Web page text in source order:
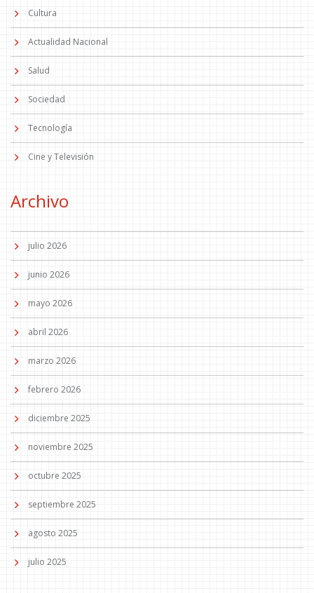
Cultura
Actualidad Nacional
Salud
Sociedad
Tecnología
Cine y Televisión
Archivo
julio 2026
junio 2026
mayo 2026
abril 2026
marzo 2026
febrero 2026
diciembre 2025
noviembre 2025
octubre 2025
septiembre 2025
agosto 2025
julio 2025